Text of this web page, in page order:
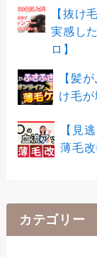
【抜け
実感し
ロ】
【髪
け毛
【見
薄毛
カテゴリー